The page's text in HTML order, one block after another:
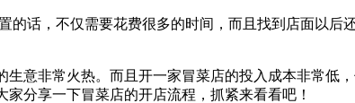
话，不仅需要花费很多的时间，而且找到店面以后
意非常火热。而且开一家冒菜店的投入成本非常低
分享一下冒菜店的开店流程，抓紧来看看吧！